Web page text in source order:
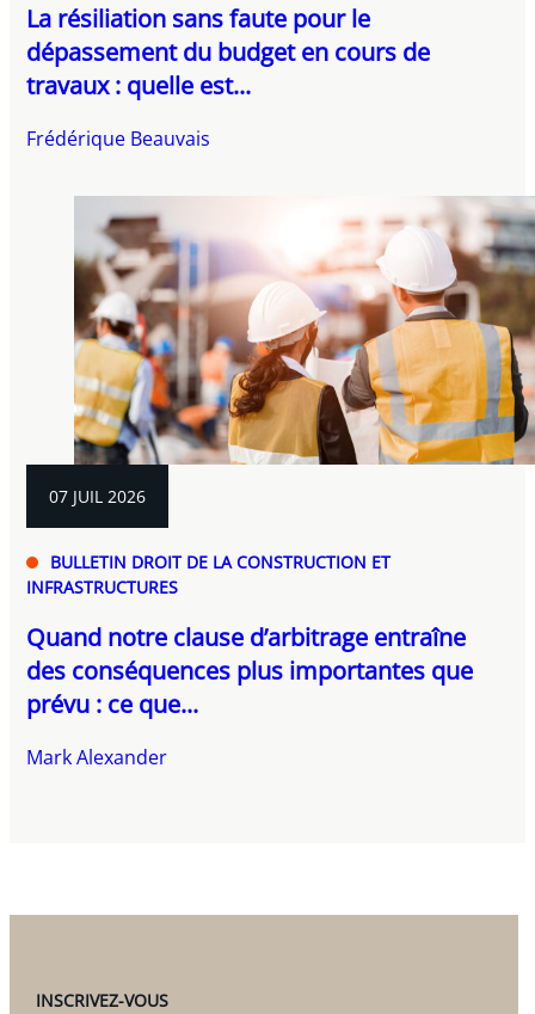
La résiliation sans faute pour le
dépassement du budget en cours de
travaux : quelle est...
Frédérique Beauvais
07 JUIL 2026
BULLETIN DROIT DE LA CONSTRUCTION ET
INFRASTRUCTURES
Quand notre clause d’arbitrage entraîne
des conséquences plus importantes que
prévu : ce que...
Mark Alexander
INSCRIVEZ-VOUS